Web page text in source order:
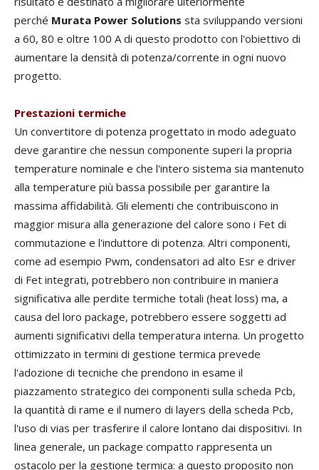
perché Murata Power Solutions sta sviluppando versioni
a 60, 80 e oltre 100 A di questo prodotto con l'obiettivo di
aumentare la densità di potenza/corrente in ogni nuovo
progetto.
Prestazioni termiche
Un convertitore di potenza progettato in modo adeguato
deve garantire che nessun componente superi la propria
temperature nominale e che l'intero sistema sia mantenuto
alla temperature più bassa possibile per garantire la
massima affidabilità. Gli elementi che contribuiscono in
maggior misura alla generazione del calore sono i Fet di
commutazione e l'induttore di potenza. Altri componenti,
come ad esempio Pwm, condensatori ad alto Esr e driver
di Fet integrati, potrebbero non contribuire in maniera
significativa alle perdite termiche totali (heat loss) ma, a
causa del loro package, potrebbero essere soggetti ad
aumenti significativi della temperatura interna. Un progetto
ottimizzato in termini di gestione termica prevede
l'adozione di tecniche che prendono in esame il
piazzamento strategico dei componenti sulla scheda Pcb,
la quantità di rame e il numero di layers della scheda Pcb,
l'uso di vias per trasferire il calore lontano dai dispositivi. In
linea generale, un package compatto rappresenta un
ostacolo per la gestione termica: a questo proposito non